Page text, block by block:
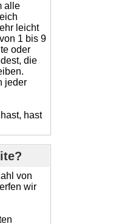
alle
leicht
1 bis 9
oder
die
jeder
hast
von
wir